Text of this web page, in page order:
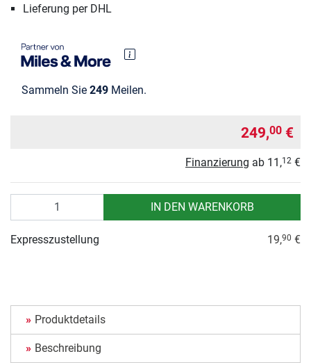
Lieferung per DHL
Sammeln Sie 249 Meilen.
249,00 €
Finanzierung ab 11,12 €
IN DEN WARENKORB
Expresszustellung 19,90 €
Produktdetails
Beschreibung